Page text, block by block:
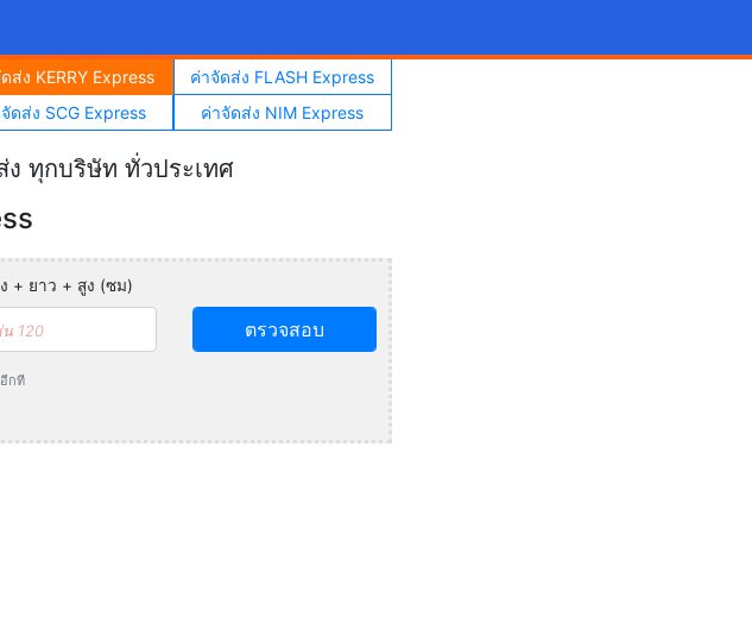
ส่ง KERRY Express
ค่าจัดส่ง FLASH Express
ดส่ง SCG Express ค่าจัดส่ง NIM Express
ง ทุกบริษัท ทั่วประเทศ
+ ยาว + สูง (ซม)
ตรวจสอบ
กที